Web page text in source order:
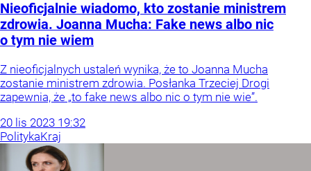
Nieoficjalnie wiadomo, kto zostanie ministrem
zdrowia. Joanna Mucha: Fake news albo nic
o tym nie wiem
Z nieoficjalnych ustaleń wynika, że to Joanna Mucha
zostanie ministrem zdrowia. Posłanka Trzeciej Drogi
zapewnia, że „to fake news albo nic o tym nie wie”.
20 lis 2023 19:32
PolitykaKraj